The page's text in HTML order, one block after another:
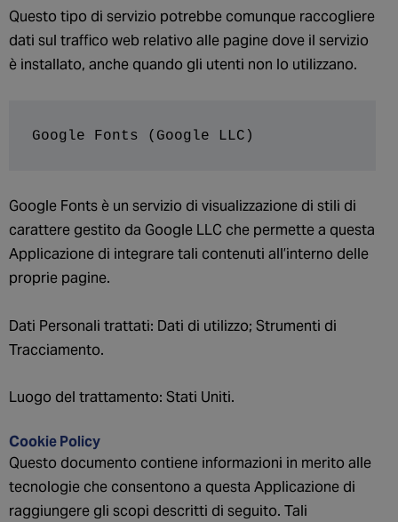
Questo tipo di servizio potrebbe comunque raccogliere
dati sul traffico web relativo alle pagine dove il servizio
è installato, anche quando gli utenti non lo utilizzano.
Google Fonts (Google LLC)
Google Fonts è un servizio di visualizzazione di stili di
carattere gestito da Google LLC che permette a questa
Applicazione di integrare tali contenuti all’interno delle
proprie pagine.
Dati Personali trattati: Dati di utilizzo; Strumenti di
Tracciamento.
Luogo del trattamento: Stati Uniti.
Cookie Policy
Questo documento contiene informazioni in merito alle
tecnologie che consentono a questa Applicazione di
raggiungere gli scopi descritti di seguito. Tali